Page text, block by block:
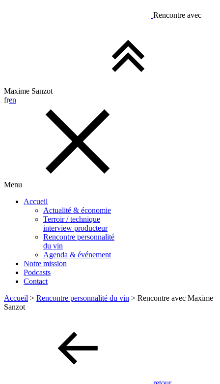
Rencontre avec
Maxime Sanzot
fren
Menu
Accueil
Actualité & économie
Terroir / technique
interview producteur
Rencontre personnalité
du vin
Agenda & événement
Notre mission
Podcasts
Contact
Accueil > Rencontre personnalité du vin > Rencontre avec Maxime
Sanzot